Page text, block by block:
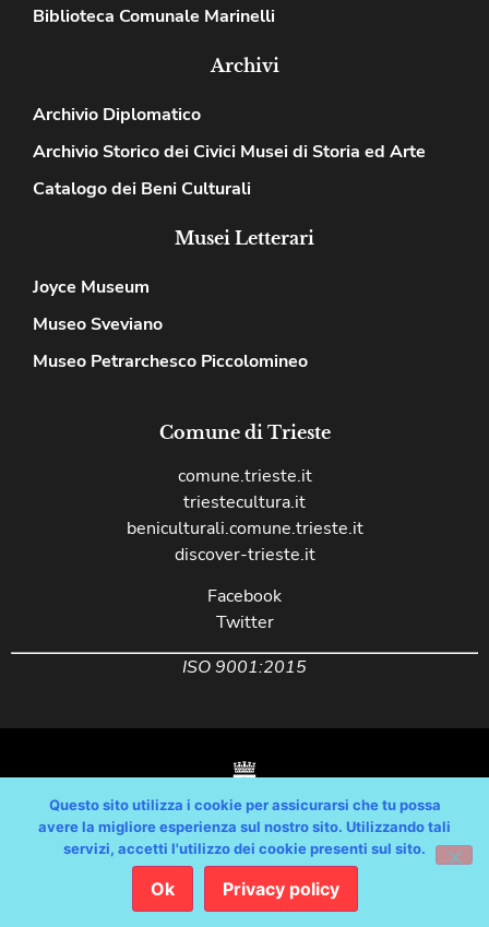
Biblioteca Comunale Marinelli
Archivi
Archivio Diplomatico
Archivio Storico dei Civici Musei di Storia ed Arte
Catalogo dei Beni Culturali
Musei Letterari
Joyce Museum
Museo Sveviano
Museo Petrarchesco Piccolomineo
Comune di Trieste
comune.trieste.it
triestecultura.it
beniculturali.comune.trieste.it
discover-trieste.it
Facebook
Twitter
ISO 9001:2015
Copyright © Comune di Trieste – partita Iva 00210240321 – tutti i diritti
Feedback/ Dichiarazione Accessibilità AGID
Questo sito utilizza i cookie per assicurarsi che tu possa
avere la migliore esperienza sul nostro sito. Utilizzando tali
servizi, accetti l'utilizzo dei cookie presenti sul sito.
Ok Privacy policy